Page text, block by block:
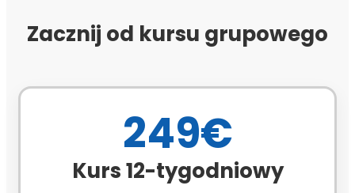
Zacznij od kursu grupowego
249€
Kurs 12-tygodniowy